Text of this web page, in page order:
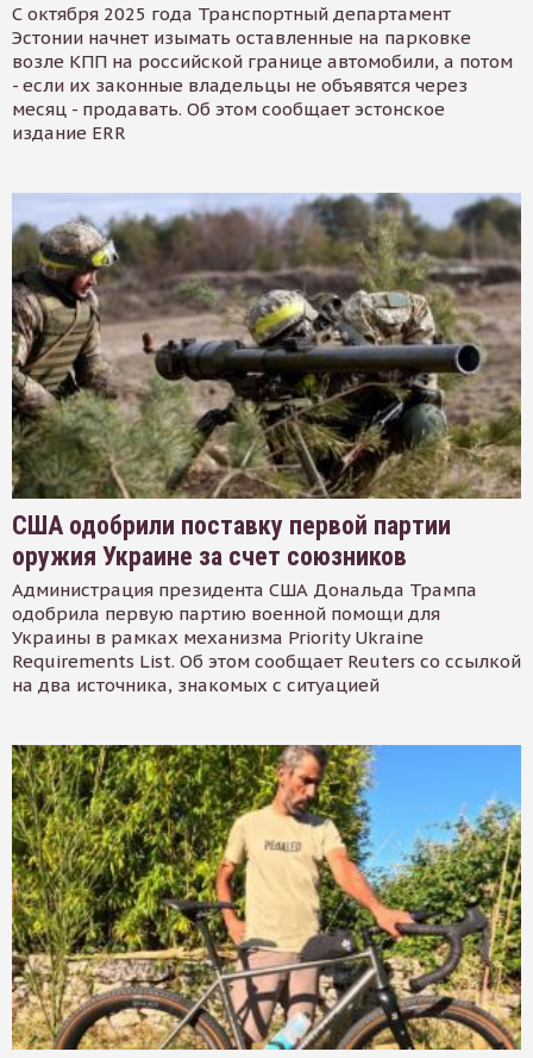
С октября 2025 года Транспортный департамент
Эстонии начнет изымать оставленные на парковке
возле КПП на российской границе автомобили, а потом
- если их законные владельцы не объявятся через
месяц - продавать. Об этом сообщает эстонское
издание ERR
США одобрили поставку первой партии
оружия Украине за счет союзников
Администрация президента США Дональда Трампа
одобрила первую партию военной помощи для
Украины в рамках механизма Priority Ukraine
Requirements List. Об этом сообщает Reuters со ссылкой
на два источника, знакомых с ситуацией